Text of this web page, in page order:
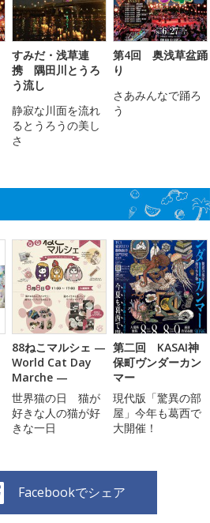
すみだ・浅草連
携 隅田川とうろ
う流し
静寂な川面を流れ
るとうろうの美し
さ
第4回 奥浅草盆踊
り
さあみんなで踊ろ
う
88ねこマルシェ —
World Cat Day
Marche —
世界猫の日 猫が
好きな人の猫が好
きな一日
第二回 KASAI神
保町ヴンダーカン
マー
現代版「驚異の部
屋」今年も葛西で
大開催！
Facebookでシェア